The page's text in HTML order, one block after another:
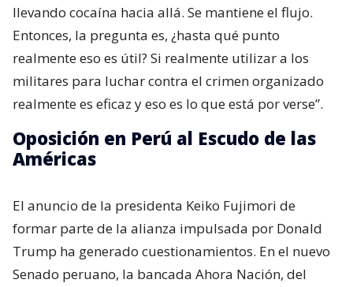
llevando cocaína hacia allá. Se mantiene el flujo.
Entonces, la pregunta es, ¿hasta qué punto
realmente eso es útil? Si realmente utilizar a los
militares para luchar contra el crimen organizado
realmente es eficaz y eso es lo que está por verse”.
Oposición en Perú al Escudo de las
Américas
El anuncio de la presidenta Keiko Fujimori de
formar parte de la alianza impulsada por Donald
Trump ha generado cuestionamientos. En el nuevo
Senado peruano, la bancada Ahora Nación, del